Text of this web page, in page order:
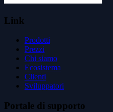
Link
Prodotti
Prezzi
Chi siamo
Ecosistema
Clienti
Sviluppatori
Portale di supporto